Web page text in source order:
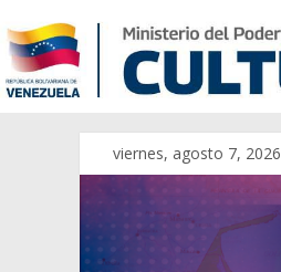
viernes, agosto 7, 2026